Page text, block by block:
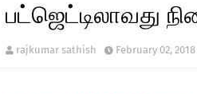
பட்ஜெட்டிலாவது
rajkumar sathish February 02, 2018